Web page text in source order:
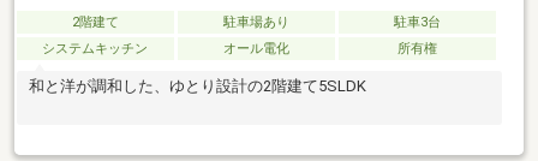
2階建て 駐車場あり
駐車3台
システムキッチン
オール電化 所有権
和と洋が調和した、ゆとり設計の2階建て5SLDK